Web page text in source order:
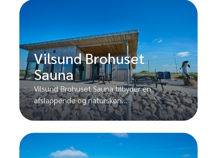
Vilsund Brohuset
Sauna
Vilsund Brohuset Sauna tilbyder en
afslappende og naturskøn...